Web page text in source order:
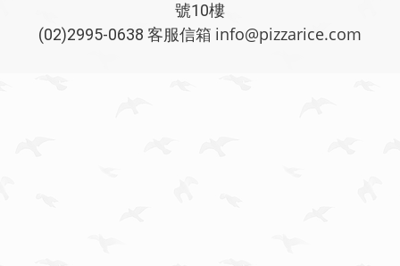
號10樓
(02)2995-0638 客服信箱 info@pizzarice.com